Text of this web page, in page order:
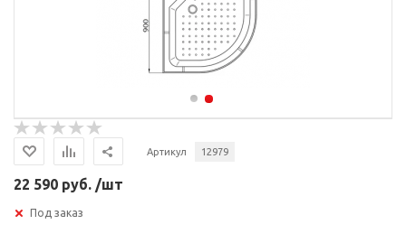
Артикул 12979
22 590 руб. /шт
Под заказ